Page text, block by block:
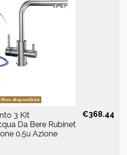
Non disponibile
3 Kit
Da Bere Rubinet
0.5u Azione
€368.44